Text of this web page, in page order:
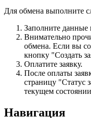
Для обмена выполните
Заполните
Внимательно
обмена. Если вы
кнопку "Создать
Оплатите заявку.
После оплаты
страницу "Статус
текущем
Навигация